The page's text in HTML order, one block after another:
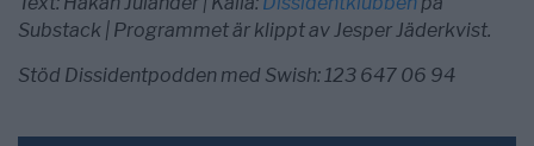
Substack | Programmet är klippt av Jesper Jäderkvist.
Stöd Dissidentpodden med Swish: 123 647 06 94